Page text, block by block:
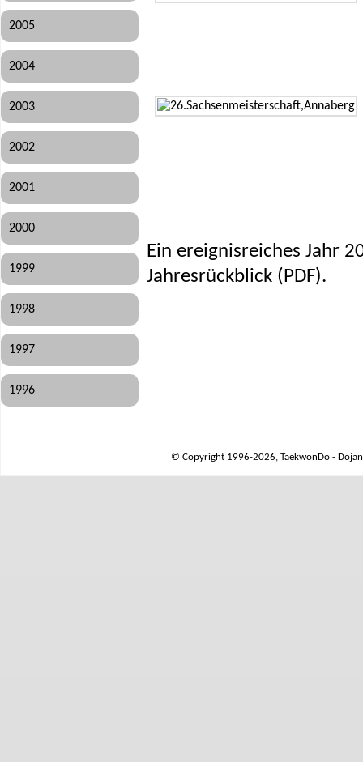
2005
2004
2003
2002
2001
2000
1999
1998
1997
1996
Ein ereignisreiches Jahr
Jahresrückblick (PDF).
© Copyright 1996-2026, TaekwonDo -